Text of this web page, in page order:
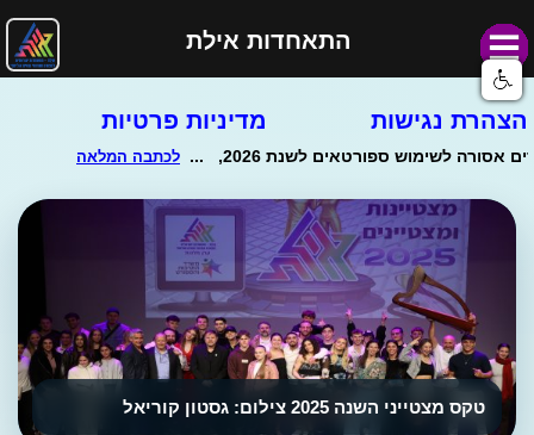
התאחדות אילת
הצהרת נגישות מדיניות פרטיות
טקס מצטייני השנה 2025 צילום: גסטון קוריאל